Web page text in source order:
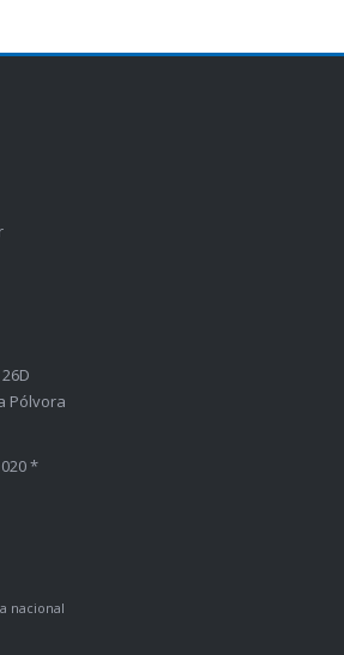
Pólvora
*
nacional